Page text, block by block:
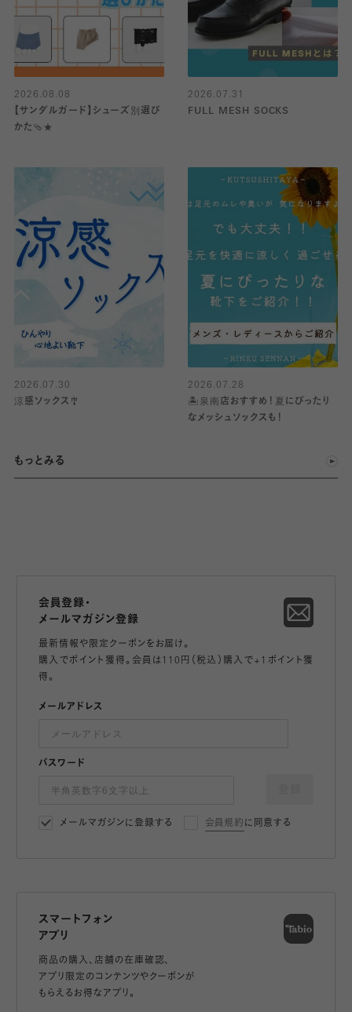
2026.08.08
【サンダルガード】シューズ別選び
かた🩴★
2026.07.31
FULL MESH SOCKS
2026.07.30
涼感ソックス🎐
2026.07.28
🏝️泉南店おすすめ！夏にぴったり
なメッシュソックスも！
もっとみる
会員登録・
メールマガジン登録
最新情報や限定クーポンをお届け。
購入でポイント獲得。会員は110円（税込）購入で+1ポイント獲
得。
メールアドレス
パスワード
メールマガジンに登録する 会員規約 に同意する
スマートフォン
アプリ
商品の購入、店舗の在庫確認、
アプリ限定のコンテンツやクーポンが
もらえるお得なアプリ。